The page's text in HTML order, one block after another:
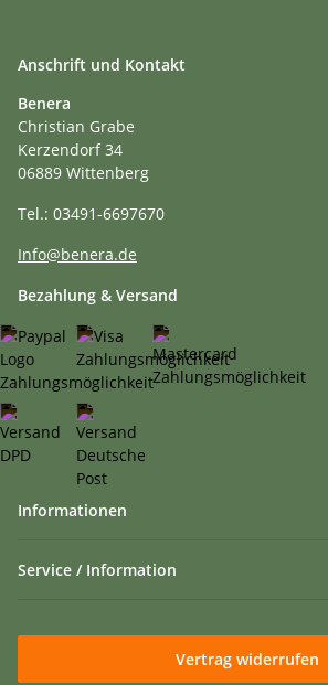
Anschrift und Kontakt
Benera
Christian Grabe
Kerzendorf 34
06889 Wittenberg
Tel.: 03491-6697670
Info@benera.de
Bezahlung & Versand
Informationen
Service / Information
Vertrag widerrufen